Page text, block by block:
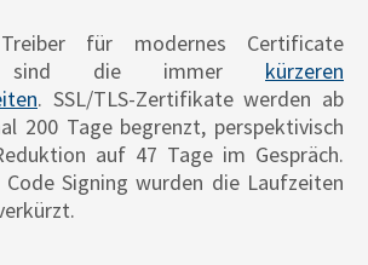
für modernes Certificate
sind die immer kürzeren
. SSL/TLS-Zertifikate werden ab
200 Tage begrenzt, perspektivisch
auf 47 Tage im Gespräch.
Signing wurden die Laufzeiten